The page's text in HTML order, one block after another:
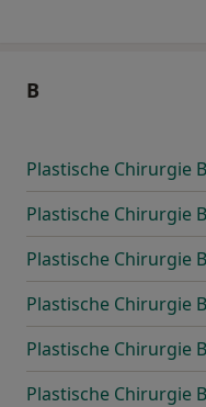
B
Plastische Chirurgie
Plastische Chirurgie
Plastische Chirurgie
Plastische Chirurgie
Plastische Chirurgie
Plastische Chirurgie